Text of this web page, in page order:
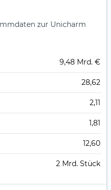
zur Unicharm
9,48 Mrd. €
28,62
2,11
1,81
12,60
2 Mrd. Stück